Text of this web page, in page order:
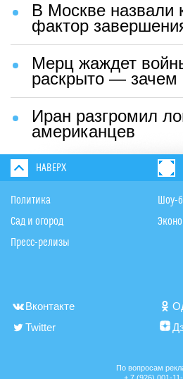
В Москве назвали
фактор
Мерц жаждет
раскрыто — зачем
Иран разгромил
американцев
НАВЕРХ
Политика
Сад и огород
Пресс-релизы
Шоу-
Вконтакте
Twitter
По вопросам